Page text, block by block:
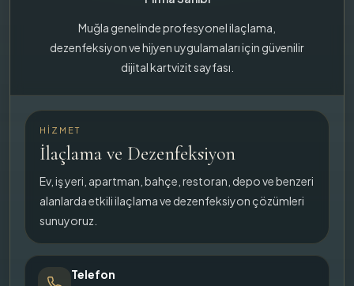
Muğla genelinde profesyonel ilaçlama,
dezenfeksiyon ve hijyen uygulamaları için güvenilir
dijital kartvizit sayfası.
HIZMET
İlaçlama ve Dezenfeksiyon
Ev, iş yeri, apartman, bahçe, restoran, depo ve benzeri
alanlarda etkili ilaçlama ve dezenfeksiyon çözümleri
sunuyoruz.
Telefon